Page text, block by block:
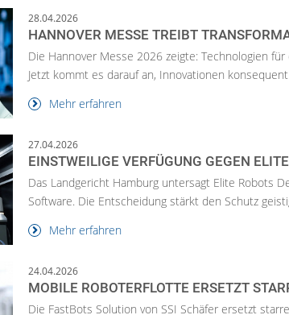
28.04.2026
HANNOVER MESSE TREIBT
Die Hannover Messe 2026 zeigte: Technologien
Jetzt kommt es darauf an, Innovationen
Mehr erfahren
27.04.2026
EINSTWEILIGE VERFÜGUNG GEGEN
Das Landgericht Hamburg untersagt Elite Robots
Software. Die Entscheidung stärkt den Schutz
Mehr erfahren
24.04.2026
MOBILE ROBOTERFLOTTE ERSETZT
Die FastBots Solution von SSI Schäfer ersetzt